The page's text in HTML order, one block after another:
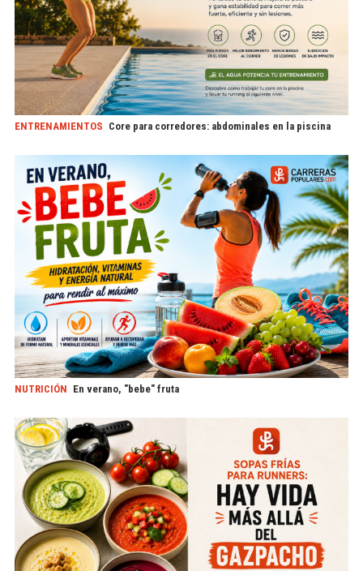
ENTRENAMIENTOS Core para corredores: abdominales en la piscina
NUTRICIÓN En verano, "bebe" fruta